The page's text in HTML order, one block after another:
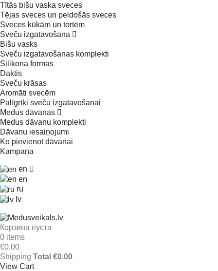
Tītās bišu vaska sveces
Tējas sveces un peldošās sveces
Sveces kūkām un tortēm
Sveču izgatavošana
Bišu vasks
Sveču izgatavošanas komplekti
Silikona formas
Daktis
Sveču krāsas
Aromāti svecēm
Palīgrīki sveču izgatavošanai
Medus dāvanas
Medus dāvanu komplekti
Dāvanu iesaiņojumi
Ko pievienot dāvanai
Kampaņa
en
en
ru
lv
Корзина пуста
0 items
€0.00
Shipping Total €0.00
View Cart